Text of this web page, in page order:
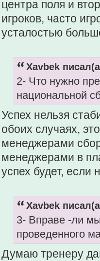
центра поля и
игроков, часто
усталостью
Xavbek
2- Что нужно
национальной
Успех нельзя
обоих случаях,
менеджерами
менеджерами в
успех будет, если
Xavbek
3- Вправе -ли
проведенного
Думаю тренеру